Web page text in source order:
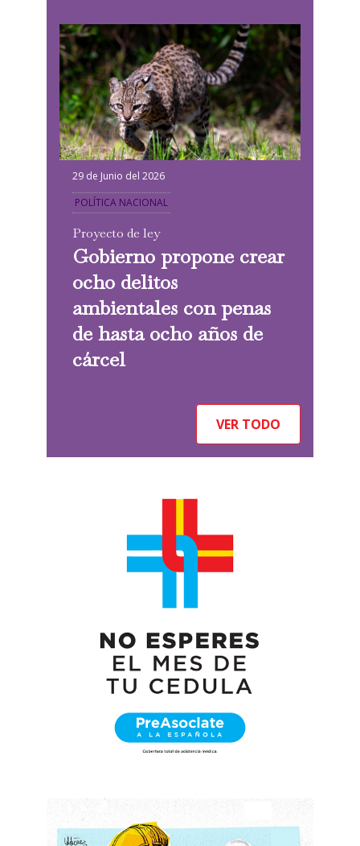
29 de Junio del 2026
POLÍTICA NACIONAL
Proyecto de ley
Gobierno propone crear
ocho delitos
ambientales con penas
de hasta ocho años de
cárcel
VER TODO